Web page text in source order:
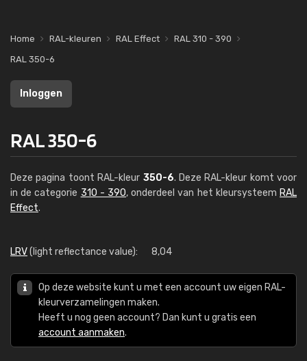
Home RAL-kleuren RAL Effect
RAL 310 - 390
RAL 350-6
Inloggen
RAL 350-6
Deze pagina toont RAL-kleur 350-6. Deze RAL-kleur komt voor
in de categorie 310 - 390, onderdeel van het kleursysteem RAL
Effect.
LRV(light reflectance value): 8,04
Op deze website kunt u met een account uw eigen RAL-
kleurverzamelingen maken.
Heeft u nog geen account? Dan kunt u gratis een
account aanmaken.